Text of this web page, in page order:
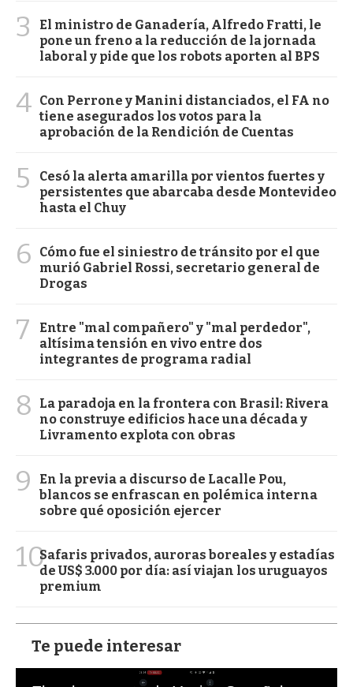
3
El ministro de Ganadería, Alfredo Fratti, le
pone un freno a la reducción de la jornada
laboral y pide que los robots aporten al BPS
4 Con Perrone y Manini distanciados, el FA no
tiene asegurados los votos para la
aprobación de la Rendición de Cuentas
5
Cesó la alerta amarilla por vientos fuertes y
persistentes que abarcaba desde Montevideo
hasta el Chuy
6
Cómo fue el siniestro de tránsito por el que
murió Gabriel Rossi, secretario general de
Drogas
7
Entre "mal compañero" y "mal perdedor",
altísima tensión en vivo entre dos
integrantes de programa radial
8
La paradoja en la frontera con Brasil: Rivera
no construye edificios hace una década y
Livramento explota con obras
9
En la previa a discurso de Lacalle Pou,
blancos se enfrascan en polémica interna
sobre qué oposición ejercer
10Safaris privados, auroras boreales y estadías
de US$ 3.000 por día: así viajan los uruguayos
premium
Te puede interesar